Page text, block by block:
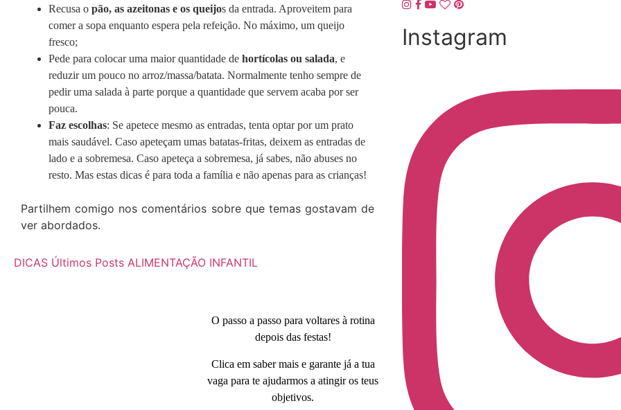
Recusa o pão, as azeitonas e os queijos da entrada. Aproveitem para
comer a sopa enquanto espera pela refeição. No máximo, um queijo
fresco;
Pede para colocar uma maior quantidade de hortícolas ou salada, e
reduzir um pouco no arroz/massa/batata. Normalmente tenho sempre de
pedir uma salada à parte porque a quantidade que servem acaba por ser
pouca.
Faz escolhas: Se apetece mesmo as entradas, tenta optar por um prato
mais saudável. Caso apeteçam umas batatas-fritas, deixem as entradas de
lado e a sobremesa. Caso apeteça a sobremesa, já sabes, não abuses no
resto. Mas estas dicas é para toda a família e não apenas para as crianças!
Partilhem comigo nos comentários sobre que temas gostavam de
ver abordados.
DICAS Últimos Posts ALIMENTAÇÃO INFANTIL
O passo a passo para voltares à rotina
depois das festas!
Clica em saber mais e garante já a tua
vaga para te ajudarmos a atingir os teus
objetivos.
Instagram